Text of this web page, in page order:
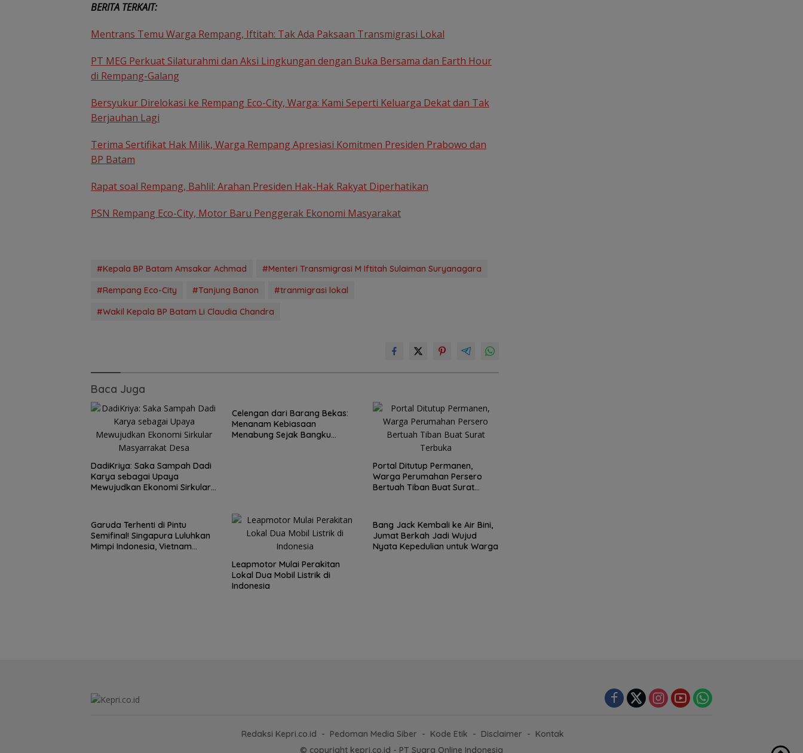
BERITA TERKAIT:
Mentrans Temu Warga Rempang, Iftitah: Tak Ada Paksaan Transmigrasi Lokal
PT MEG Perkuat Silaturahmi dan Aksi Lingkungan dengan Buka Bersama dan Earth Hour
di Rempang-Galang
Bersyukur Direlokasi ke Rempang Eco-City, Warga: Kami Seperti Keluarga Dekat dan Tak
Berjauhan Lagi
Terima Sertifikat Hak Milik, Warga Rempang Apresiasi Komitmen Presiden Prabowo dan
BP Batam
Rapat soal Rempang, Bahlil: Arahan Presiden Hak-Hak Rakyat Diperhatikan
PSN Rempang Eco-City, Motor Baru Penggerak Ekonomi Masyarakat
#Kepala BP Batam Amsakar Achmad
#Menteri Transmigrasi M Iftitah Sulaiman Suryanagara
#Rempang Eco-City
#Tanjung Banon
#tranmigrasi lokal
#Wakil Kepala BP Batam Li Claudia Chandra
Baca Juga
DadiKriya: Saka Sampah Dadi
Karya sebagai Upaya
Mewujudkan Ekonomi Sirkular
Celengan dari Barang Bekas:
Menanam Kebiasaan
Menabung Sejak Bangku
Portal Ditutup Permanen,
Warga Perumahan Persero
Bertuah Tiban Buat Surat
Garuda Terhenti di Pintu
Semifinal! Singapura Luluhkan
Mimpi Indonesia, Vietnam
Leapmotor Mulai Perakitan
Lokal Dua Mobil Listrik di
Indonesia
Bang Jack Kembali ke Air Bini,
Jumat Berkah Jadi Wujud
Nyata Kepedulian untuk Warga
Redaksi Kepri.co.id Pedoman Media Siber Kode Etik Disclaimer
Kontak
© copyright kepri.co.id - PT Suara Online Indonesia